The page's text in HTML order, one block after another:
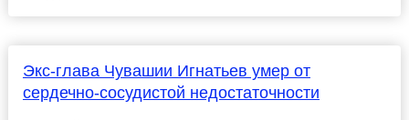
Экс-глава Чувашии Игнатьев умер от
сердечно-сосудистой недостаточности